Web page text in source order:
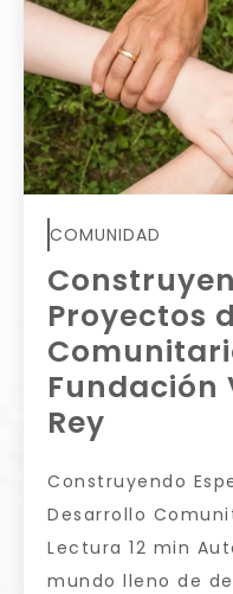
COMUNIDAD
Proyectos
Fundación
Rey
Construyendo
Desarrollo
Lectura 12 min
mundo lleno de